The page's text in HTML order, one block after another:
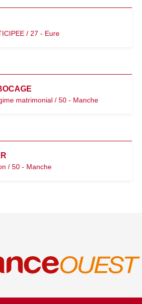
/ 27 - Eure
matrimonial / 50 - Manche
/ 50 - Manche